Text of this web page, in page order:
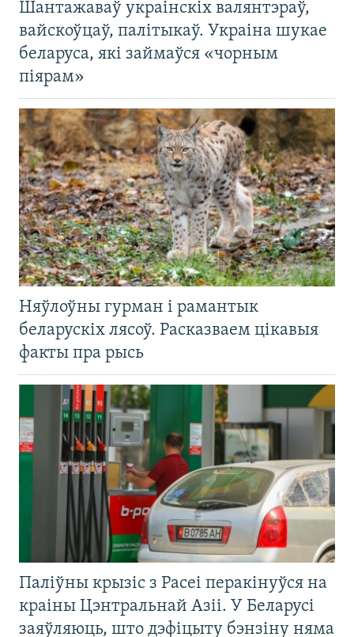
Шантажаваў украінскіх валянтэраў,
вайскоўцаў, палітыкаў. Украіна шукае
беларуса, які займаўся «чорным
піярам»
Няўлоўны гурман і рамантык
беларускіх лясоў. Расказваем цікавыя
факты пра рысь
Паліўны крызіс з Расеі перакінуўся на
краіны Цэнтральнай Азіі. У Беларусі
заяўляюць, што дэфіцыту бэнзіну няма